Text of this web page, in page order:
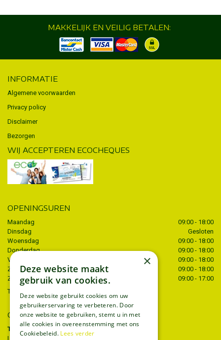
MAKKELIJK EN VEILIG BETALEN:
INFORMATIE
Algemene voorwaarden
Privacy policy
Disclaimer
Bezorgen
WIJ ACCEPTEREN ECOCHEQUES
OPENINGSUREN
Maandag
09:00 - 18:00
Dinsdag
Gesloten
Woensdag
09:00 - 18:00
Donderdag
09:00 - 18:00
Vrijdag
09:00 - 18:00
Zaterdag
09:00 - 18:00
Zondag
09:00 - 17:00
Toon alle openingstijden
CONTACT
Tuincentrum Thiels
Liersesteenweg 68
×
Deze website maakt
gebruik van cookies.
Deze website gebruikt cookies om uw
gebruikerservaring te verbeteren. Door
onze website te gebruiken, stemt u in met
alle cookies in overeenstemming met ons
Cookiebeleid. Lees verder